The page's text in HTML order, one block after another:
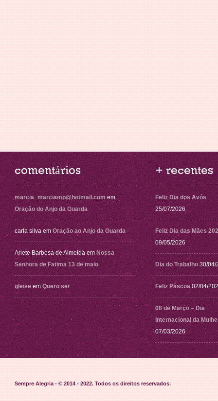
comentários
marcia_marciamp@hotmail.com em
Oração do Anjo da Guarda
carla silva em Oração ao Anjo da Guarda
Arlete Barbosa de Almeida em Nossa
Senhora de Fatima 13 de maio
gleise em Quero ser
+ recentes
Feliz Dia dos Avós
25/07/2026
Feliz Dia das Mães
09/05/2026
Dia do Trabalho 30/04/
Feliz Páscoa 02/04/
08 de Março – Dia
Internacional da
07/03/2026
Sempre Alegria - © 2014 - 2022. Todos os direitos reservados.